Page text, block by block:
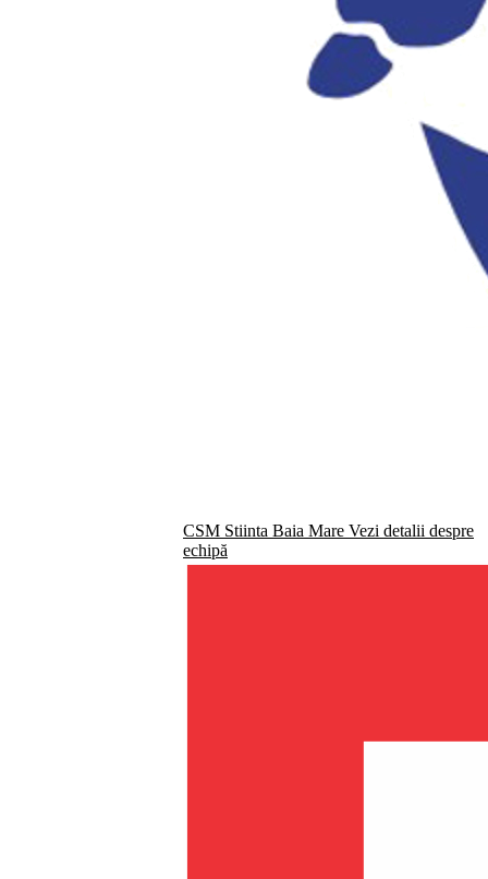
CSM Stiinta Baia Mare Vezi detalii despre
echipă